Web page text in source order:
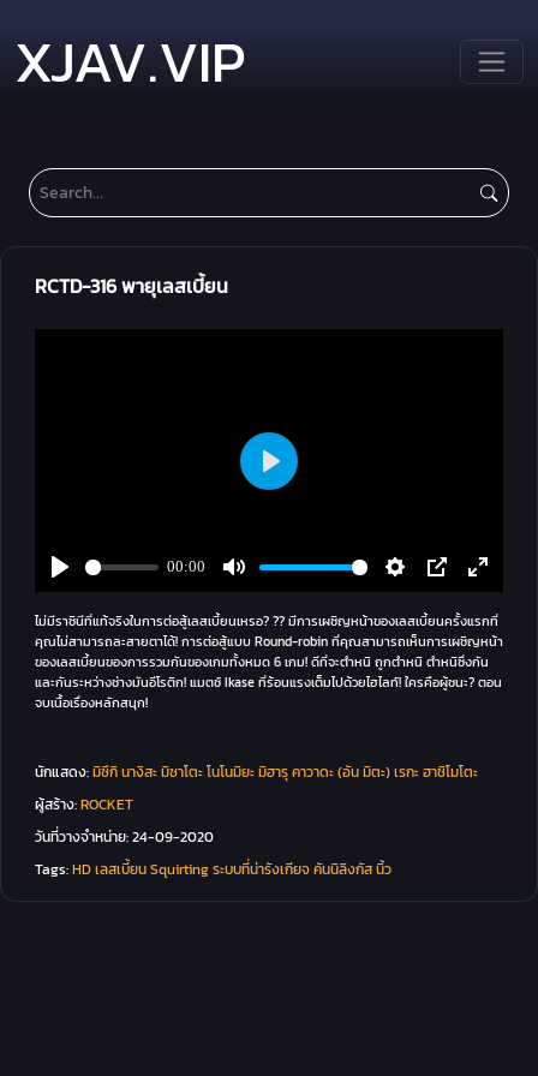
XJAV.VIP
RCTD-316 พายุเลสเบี้ยน
ไม่มีราชินีที่แท้จริงในการต่อสู้เลสเบี้ยนเหรอ? ?? มีการเผชิญหน้าของเลสเบี้ยนครั้งแรกที่
คุณไม่สามารถละสายตาได้! การต่อสู้แบบ Round-robin ที่คุณสามารถเห็นการเผชิญหน้า
ของเลสเบี้ยนของการรวมกันของเกมทั้งหมด 6 เกม! ดีที่จะตำหนิ ถูกตำหนิ ตำหนิซึ่งกัน
และกันระหว่างช่างมันอีโรติก! แมตช์ Ikase ที่ร้อนแรงเต็มไปด้วยไฮไลท์! ใครคือผู้ชนะ? ตอน
จบเนื้อเรื่องหลักสนุก!
นักแสดง:มิซึกิ นางิสะมิซาโตะ โนโนมิยะมิฮารุ คาวาดะ (อัน มิตะ)เรกะ ฮาชิโมโตะ
ผู้สร้าง:ROCKET
วันที่วางจำหน่าย:24-09-2020
Tags:HDเลสเบี้ยนSquirtingระบบที่น่ารังเกียจคันนิลิงกัสนิ้ว